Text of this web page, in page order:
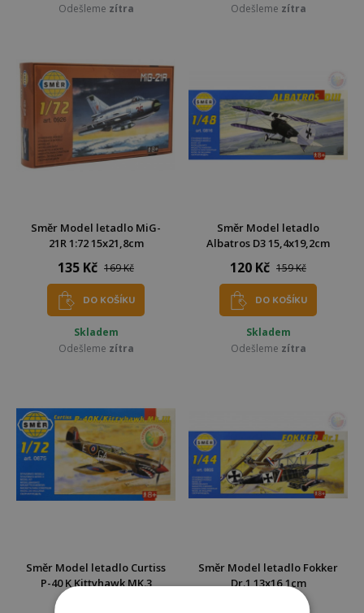
Odešleme zítra
Odešleme zítra
Směr Model letadlo MiG-
21R 1:72 15x21,8cm
135 Kč 169 Kč
DO KOŠÍKU
Skladem
Odešleme zítra
Směr Model letadlo
Albatros D3 15,4x19,2cm
120 Kč 159 Kč
DO KOŠÍKU
Skladem
Odešleme zítra
Směr Model letadlo Curtiss
P-40 K Kittyhawk MK.3
Směr Model letadlo Fokker
Dr.1 13x16,1cm